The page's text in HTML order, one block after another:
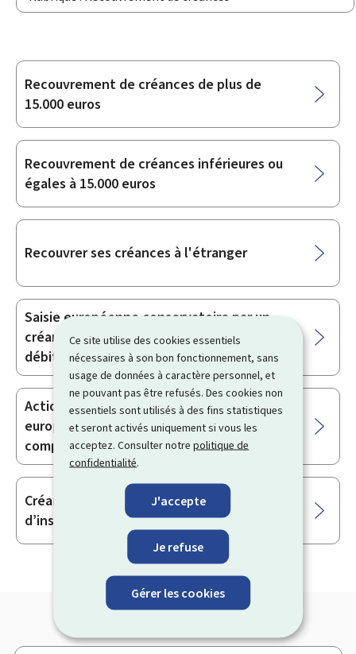
Ce site utilise des cookies essentiels
nécessaires à son bon fonctionnement, sans
usage de données à caractère personnel, et
ne pouvant pas être refusés. Des cookies non
essentiels sont utilisés à des fins statistiques
et seront activés uniquement si vous les
acceptez. Consulter notrepolitique de
confidentialité.
J'accepte
Je refuse
Gérer les cookies
Sous-
rubriques
Recouvrement de créances de plus de
15.000 euros
Recouvrement de créances inférieures ou
égales à 15.000 euros
Recouvrer ses créances à l'étranger
Saisie européenne conservatoire par un
créancier sur les comptes bancaires d’un
débiteur
Actions du débiteur contre une saisie
européenne conservatoire sur ses
comptes bancaires
Créance dans une procédure
d’insolvabilité transnationale